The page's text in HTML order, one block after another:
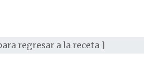
regresar a la receta ]